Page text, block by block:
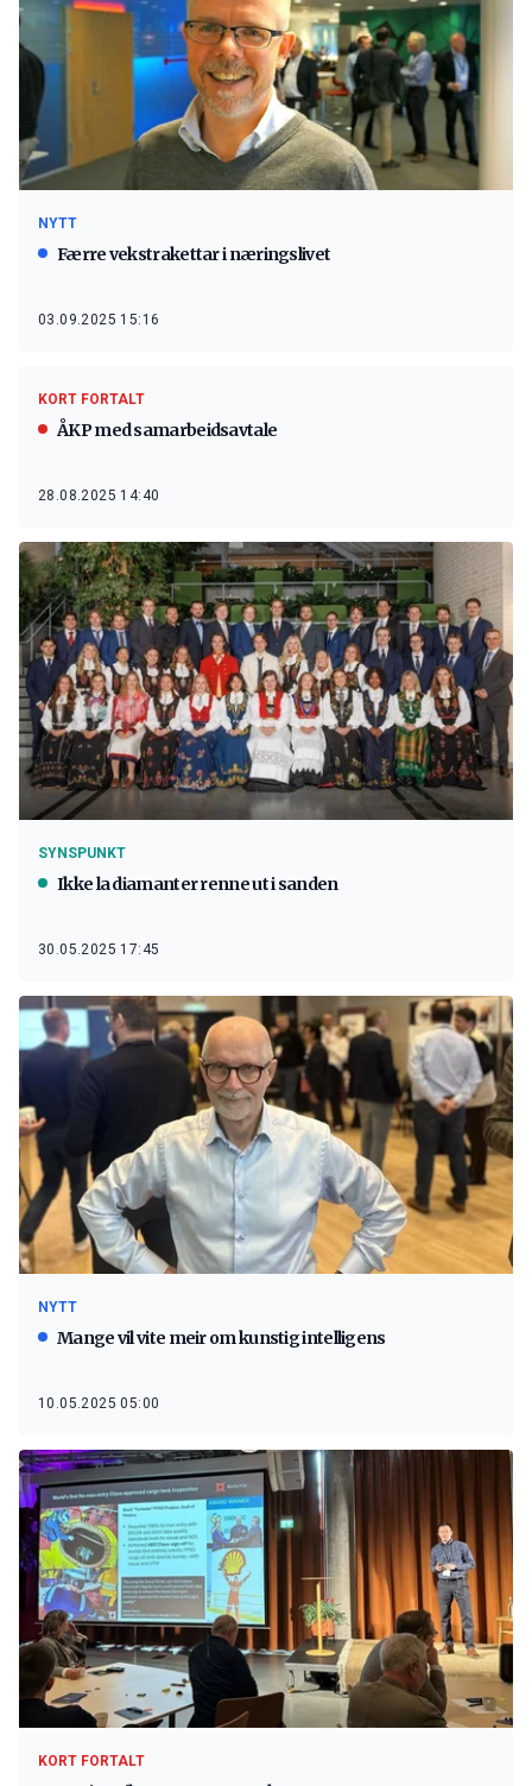
NYTT
Færre vekstrakettar i næringslivet
03.09.2025 15:16
KORT FORTALT
ÅKP med samarbeidsavtale
28.08.2025 14:40
SYNSPUNKT
Ikke la diamanter renne ut i sanden
30.05.2025 17:45
NYTT
Mange vil vite meir om kunstig intelligens
10.05.2025 05:00
KORT FORTALT